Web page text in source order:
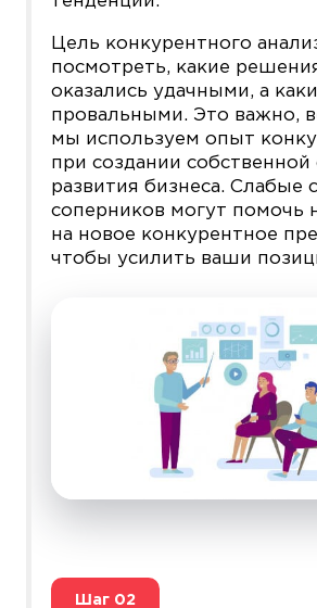
Цель конкурентного
посмотреть, какие
оказались удачными, а
провальными. Это важно,
мы используем опыт
при создании собственной
развития бизнеса. Слабые
соперников могут помочь
на новое конкурентное
чтобы усилить ваши
Шаг 02